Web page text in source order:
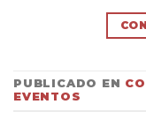
PUBLICADO EN
EVENTOS